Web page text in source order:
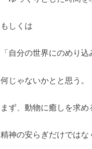
もしくは
「自分の世界にのめり込
何じゃないかとと思う。
まず、動物に癒しを求
精神の安らぎだけではな